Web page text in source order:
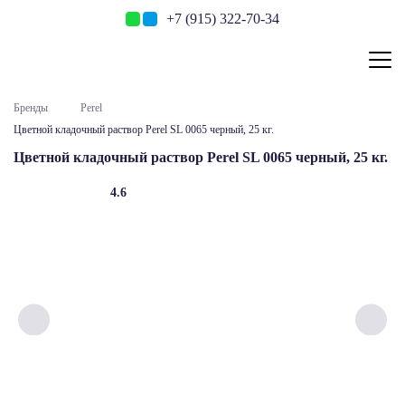
+7 (915) 322-70-34
Бренды
Perel
Цветной кладочный раствор Perel SL 0065 черный, 25 кг.
Цветной кладочный раствор Perel SL 0065 черный, 25 кг.
4.6